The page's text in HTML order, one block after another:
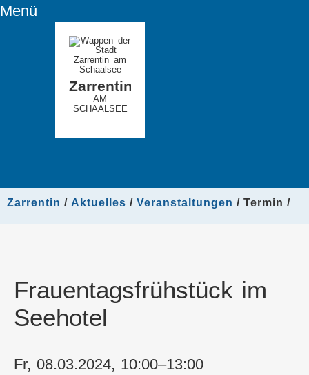
Menü
Zarrentin
AM
SCHAALSEE
Zarrentin Aktuelles Veranstaltungen Termin
Frauentagsfrühstück im
Seehotel
Fr, 08.03.2024, 10:00–13:00